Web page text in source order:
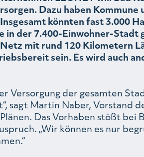
Dazu haben Kommune
könnten fast 3.000
in der 7.400-Einwohner-Stadt
mit rund 120 Kilometern
sein. Es wird auch
Versorgung der gesamten
sagt Martin Naber, Vorstand
Das Vorhaben stößt bei
„Wir können es nur